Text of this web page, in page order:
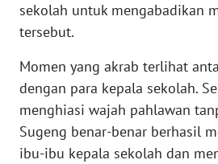
sekolah untuk mengabadikan
tersebut.
Momen yang akrab terlihat
dengan para kepala sekolah.
menghiasi wajah pahlawan
Sugeng benar-benar berhasil
ibu-ibu kepala sekolah dan
WN
SERAMBI
WN
JAMBI
WN
SULTRA